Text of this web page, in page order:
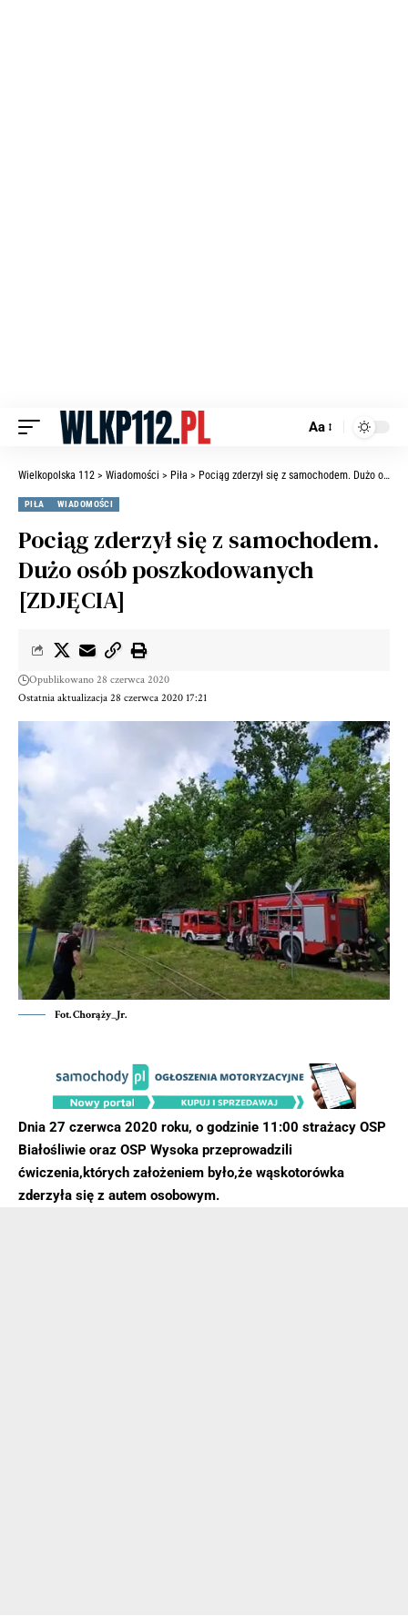
Aa
Wielkopolska 112 > Wiadomości > Piła > Pociąg zderzył się z samochodem. Dużo osób poszkodowanych [ZDJĘCIA]
PIŁA WIADOMOŚCI
Pociąg zderzył się z samochodem.
Dużo osób poszkodowanych
[ZDJĘCIA]
Ostatnia aktualizacja 28 czerwca 2020 17:21
Opublikowano 28 czerwca 2020
Fot. Chorąży_Jr.
Dnia 27 czerwca 2020 roku, o godzinie 11:00 strażacy OSP
Białośliwie oraz OSP Wysoka przeprowadzili
ćwiczenia,których założeniem było,że wąskotorówka
zderzyła się z autem osobowym.